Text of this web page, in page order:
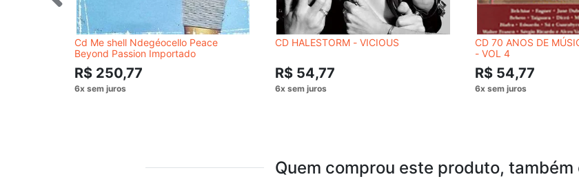
Cd Me shell Ndegéocello Peace
Beyond Passion Importado
R$ 250,77
CD HALESTORM - VICIOUS
R$ 54,77
CD 70 ANOS DE
- VOL 4
R$ 54,77
Quem comprou este produto, também